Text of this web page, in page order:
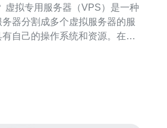
器分割成多个虚拟服务器的服
自己的操作系统和资源。在选
的公司。 公司A是越